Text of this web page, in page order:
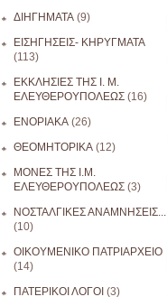
ΔΙΗΓΗΜΑΤΑ (9)
ΕΙΣΗΓΗΣΕΙΣ- ΚΗΡΥΓΜΑΤΑ
(113)
ΕΚΚΛΗΣΙΕΣ ΤΗΣ Ι. Μ.
ΕΛΕΥΘΕΡΟΥΠΟΛΕΩΣ (16)
ΕΝΟΡΙΑΚΑ (26)
ΘΕΟΜΗΤΟΡΙΚΑ (12)
ΜΟΝΕΣ ΤΗΣ Ι.Μ.
ΕΛΕΥΘΕΡΟΥΠΟΛΕΩΣ (3)
ΝΟΣΤΑΛΓΙΚΕΣ ΑΝΑΜΝΗΣΕΙΣ...
(10)
ΟΙΚΟΥΜΕΝΙΚΟ ΠΑΤΡΙΑΡΧΕΙΟ
(14)
ΠΑΤΕΡΙΚΟΙ ΛΟΓΟΙ (3)